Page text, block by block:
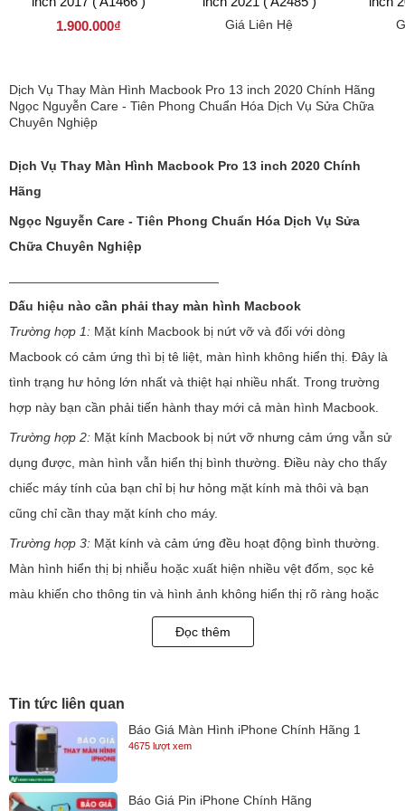
1.900.000₫
Giá Liên Hệ
Dịch Vụ Thay Màn Hình Macbook Pro 13 inch 2020 Chính Hãng
Ngọc Nguyễn Care - Tiên Phong Chuẩn Hóa Dịch Vụ Sửa Chữa
Chuyên Nghiệp
Dịch Vụ Thay Màn Hình Macbook Pro 13 inch 2020 Chính
Hãng
Ngọc Nguyễn Care - Tiên Phong Chuẩn Hóa Dịch Vụ Sửa
Chữa Chuyên Nghiệp
Dấu hiệu nào cần phải thay màn hình Macbook
Trường hợp 1: Mặt kính Macbook bị nứt vỡ và đối với dòng
Macbook có cảm ứng thì bị tê liệt, màn hình không hiển thị. Đây là
tình trạng hư hỏng lớn nhất và thiệt hại nhiều nhất. Trong trường
hợp này bạn cần phải tiến hành thay mới cả màn hình Macbook.
Trường hợp 2: Mặt kính Macbook bị nứt vỡ nhưng cảm ứng vẫn sử
dụng được, màn hình vẫn hiển thị bình thường. Điều này cho thấy
chiếc máy tính của bạn chỉ bị hư hỏng mặt kính mà thôi và bạn
cũng chỉ cần thay mặt kính cho máy.
Trường hợp 3: Mặt kính và cảm ứng đều hoạt động bình thường.
Màn hình hiển thị bị nhiễu hoặc xuất hiện nhiều vệt đốm, sọc kẻ
màu khiến cho thông tin và hình ảnh không hiển thị rõ ràng hoặc
đôi khi là không hiển thị. Trong trường hợp này, bạn cần phải tiến
hành thay màn hình Macbook mới cho máy.
không thể sử dụng. Thế nhưng, màn hình vẫn có thể hiển thị. Ở
trường hợp này bạn cần phải thay bộ mặt kính cảm ứng cho
Macbook
Nguyên nhân dẫn đến màn hình Macbook lỗi?
1. Bị mất màu có điểm chết !!!
Đọc thêm
Tin tức liên quan
Báo Giá Màn Hình iPhone Chính Hãng 1
4675 lượt xem
Báo Giá Pin iPhone Chính Hãng